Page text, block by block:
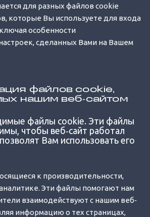
для разных файлов cookie
которые Вы используете для входа
особенности
сделанных Вами на Вашем
файлов cookie,
нашим веб‐сайтом
файлы cookie. Эти файлы
чтобы веб‐сайт работал
Вам использовать его
к производительности,
Эти файлы помогают нам
взаимодействуют с нашим веб‐
информацию о тех страницах,